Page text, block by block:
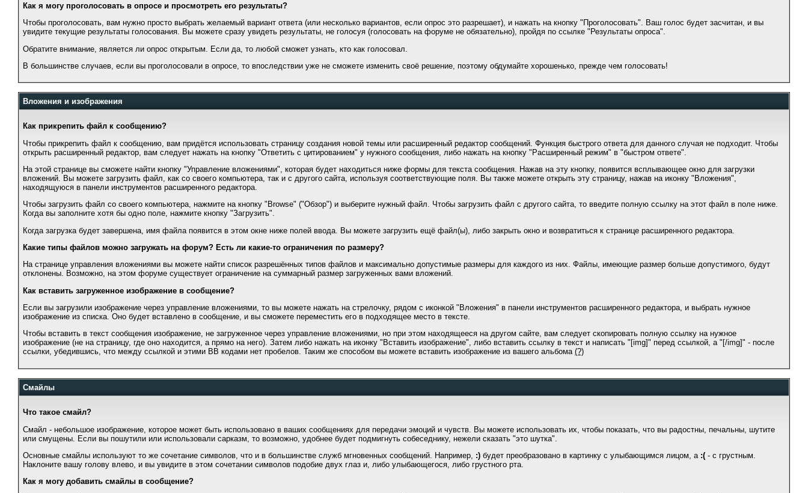
Как я могу проголосовать в опросе и просмотреть его результаты?
Чтобы проголосовать, вам нужно просто выбрать желаемый вариант ответа (или несколько вариантов, если опрос это разрешает), и нажать на кнопку "Проголосовать". Ваш голос будет засчитан, и вы
увидите текущие результаты голосования. Вы можете сразу увидеть результаты, не голосуя (голосовать на форуме не обязательно), пройдя по ссылке "Результаты опроса".
Обратите внимание, является ли опрос открытым. Если да, то любой сможет узнать, кто как голосовал.
В большинстве случаев, если вы проголосовали в опросе, то впоследствии уже не сможете изменить своё решение, поэтому обдумайте хорошенько, прежде чем голосовать!
Вложения и изображения
Как прикрепить файл к сообщению?
Чтобы прикрепить файл к сообщению, вам придётся использовать страницу создания новой темы или расширенный редактор сообщений. Функция быстрого ответа для данного случая не подходит. Чтобы
открыть расширенный редактор, вам следует нажать на кнопку "Ответить с цитированием" у нужного сообщения, либо нажать на кнопку "Расширенный режим" в "быстром ответе".
На этой странице вы сможете найти кнопку "Управление вложениями", которая будет находиться ниже формы для текста сообщения. Нажав на эту кнопку, появится всплывающее окно для загрузки
вложений. Вы можете загрузить файл, как со своего компьютера, так и с другого сайта, используя соответствующие поля. Вы также можете открыть эту страницу, нажав на иконку "Вложения",
находящуюся в панели инструментов расширенного редактора.
Чтобы загрузить файл со своего компьютера, нажмите на кнопку "Browse" ("Обзор") и выберите нужный файл. Чтобы загрузить файл с другого сайта, то введите полную ссылку на этот файл в поле ниже.
Когда вы заполните хотя бы одно поле, нажмите кнопку "Загрузить".
Когда загрузка будет завершена, имя файла появится в этом окне ниже полей ввода. Вы можете загрузить ещё файл(ы), либо закрыть окно и возвратиться к странице расширенного редактора.
Какие типы файлов можно загружать на форум? Есть ли какие-то ограничения по размеру?
На странице управления вложениями вы можете найти список разрешённых типов файлов и максимально допустимые размеры для каждого из них. Файлы, имеющие размер больше допустимого, будут
отклонены. Возможно, на этом форуме существует ограничение на суммарный размер загруженных вами вложений.
Как вставить загруженное изображение в сообщение?
Если вы загрузили изображение через управление вложениями, то вы можете нажать на стрелочку, рядом с иконкой "Вложения" в панели инструментов расширенного редактора, и выбрать нужное
изображение из списка. Оно будет вставлено в сообщение, и вы сможете переместить его в подходящее место в тексте.
Чтобы вставить в текст сообщения изображение, не загруженное через управление вложениями, но при этом находящееся на другом сайте, вам следует скопировать полную ссылку на нужное
изображение (не на страницу, где оно находится, а прямо на него). Затем либо нажать на иконку "Вставить изображение", либо вставить ссылку в текст и написать "[img]" перед ссылкой, а "[/img]" - после
ссылки, убедившись, что между ссылкой и этими BB кодами нет пробелов. Таким же способом вы можете вставить изображение из вашего альбома (?)
Смайлы
Что такое смайл?
Смайл - небольшое изображение, которое может быть использовано в ваших сообщениях для передачи эмоций и чувств. Вы можете использовать их, чтобы показать, что вы радостны, печальны, шутите
или смущены. Если вы пошутили или использовали сарказм, то возможно, удобнее будет подмигнуть собеседнику, нежели сказать "это шутка".
Основные смайлы используют то же сочетание символов, что и в большинстве служб мгновенных сообщений. Например, :) будет преобразовано в картинку с улыбающимся лицом, а :( - с грустным.
Наклоните вашу голову влево, и вы увидите в этом сочетании символов подобие двух глаз и, либо улыбающегося, либо грустного рта.
Как я могу добавить смайлы в сообщение?